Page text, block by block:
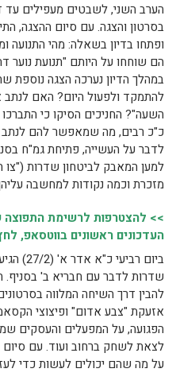
הערב השני, לשבטים מעפילים עד
בסרטון והצגה. עם סיום ההצגה,
ופתחו בדיון בשאלה: מהי התנועה
הם שוחחו על היותם "תנועת נוער
במהלך הדיון נערכה הצגה נוספת
להתמקד ולפעול היום? האם לנתב
השעה"? החניכים הסיקו כי
כ"כ רבים, מה שמאפשר להם לנתב
לדבר על העשייה, פתיחת גמ"ח
למען המאבק לביטחון שדרות ("צו
מזכרת וכמה נקודות למחשבה
>> להצטרפות לרשימת התפוצה
העדכונים ראשונים בווטסאפ,
ביום
שדרות לדבר עם חבריא ב' בסניף.
להבין דרך השיחה המלווה
אזעקת "צבע אדום" ופיצוצי
הפגועה, על המפעלים והעסקים
לצאת לשחק ברחוב ועוד. עם
על מה שהם יכולים לעשות כדי